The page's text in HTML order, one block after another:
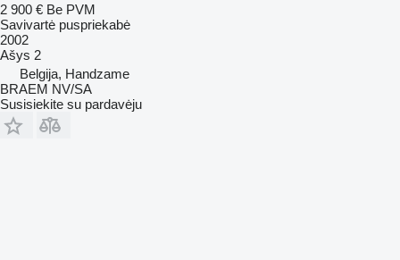
2 900 € Be PVM
Savivartė puspriekabė
2002
Ašys 2
Belgija, Handzame
BRAEM NV/SA
Susisiekite su pardavėju